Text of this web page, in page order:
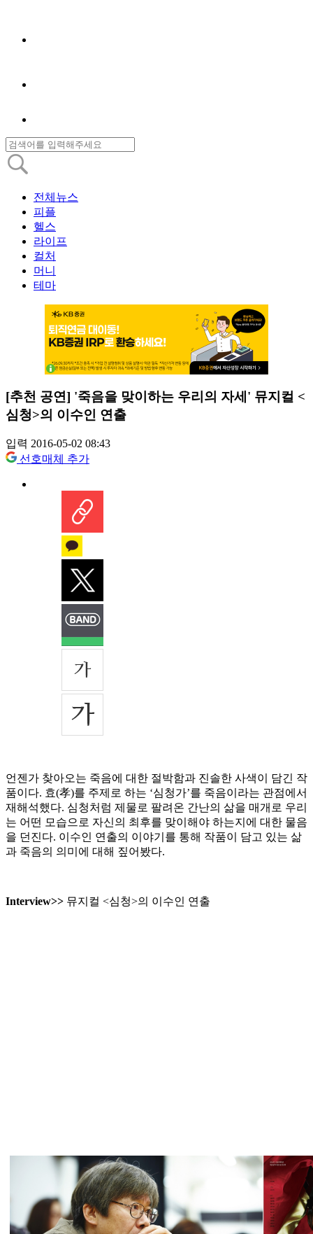
전체뉴스
피플
헬스
라이프
컬처
머니
테마
[추천 공연] '죽음을 맞이하는 우리의 자세' 뮤지컬 <
심청>의 이수인 연출
입력 2016-05-02 08:43
선호매체 추가
언젠가 찾아오는 죽음에 대한 절박함과 진솔한 사색이 담긴 작
품이다. 효(孝)를 주제로 하는 ‘심청가’를 죽음이라는 관점에서
재해석했다. 심청처럼 제물로 팔려온 간난의 삶을 매개로 우리
는 어떤 모습으로 자신의 최후를 맞이해야 하는지에 대한 물음
을 던진다. 이수인 연출의 이야기를 통해 작품이 담고 있는 삶
과 죽음의 의미에 대해 짚어봤다.
Interview>> 뮤지컬 <심청>의 이수인 연출